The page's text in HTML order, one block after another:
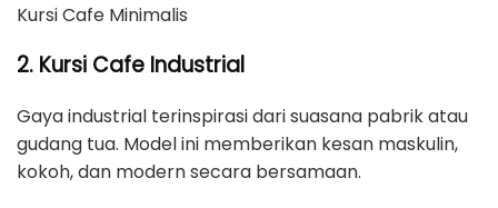
Kursi Cafe Minimalis
2. Kursi Cafe Industrial
Gaya industrial terinspirasi dari suasana pabrik atau
gudang tua. Model ini memberikan kesan maskulin,
kokoh, dan modern secara bersamaan.